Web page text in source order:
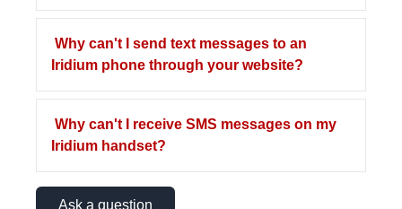
Why can't I send text messages to an
Iridium phone through your website?
Why can't I receive SMS messages on my
Iridium handset?
Ask a question